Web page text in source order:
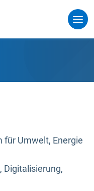
für Umwelt, Energie
Digitalisierung,